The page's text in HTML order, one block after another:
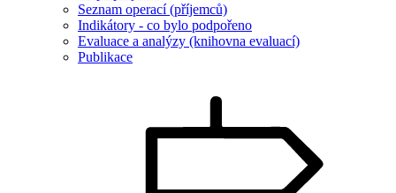
Seznam operací (příjemců)
Indikátory - co bylo podpořeno
Evaluace a analýzy (knihovna evaluací)
Publikace